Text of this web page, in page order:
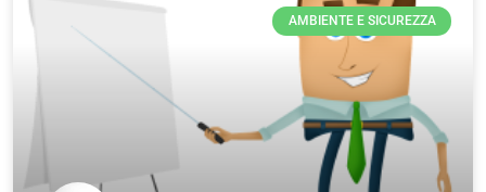
AMBIENTE E SICUREZZA